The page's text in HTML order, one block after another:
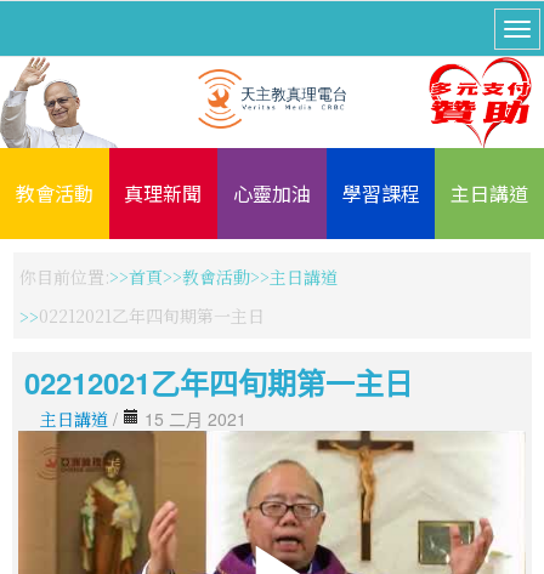
教會活動 真理新聞 心靈加油 學習課程 主日講道
你目前位置: 首頁 教會活動
主日講道
02212021乙年四旬期第一主日
02212021乙年四旬期第一主日
主日講道 / 15 二月 2021